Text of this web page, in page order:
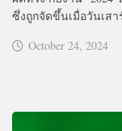
ซึ่งถูกจัดขึ้นเมื่อวันเส
October 24, 2024